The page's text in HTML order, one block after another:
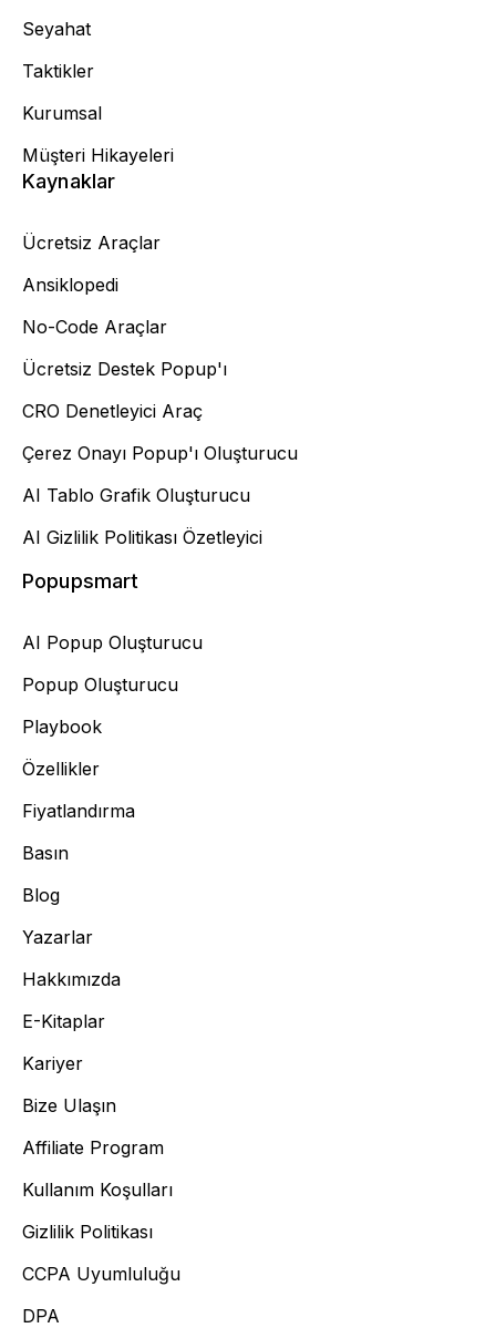
Seyahat
Taktikler
Kurumsal
Müşteri Hikayeleri
Kaynaklar
Ücretsiz Araçlar
Ansiklopedi
No-Code Araçlar
Ücretsiz Destek Popup'ı
CRO Denetleyici Araç
Çerez Onayı Popup'ı Oluşturucu
AI Tablo Grafik Oluşturucu
AI Gizlilik Politikası Özetleyici
Popupsmart
AI Popup Oluşturucu
Popup Oluşturucu
Playbook
Özellikler
Fiyatlandırma
Basın
Blog
Yazarlar
Hakkımızda
E-Kitaplar
Kariyer
Bize Ulaşın
Affiliate Program
Kullanım Koşulları
Gizlilik Politikası
CCPA Uyumluluğu
DPA